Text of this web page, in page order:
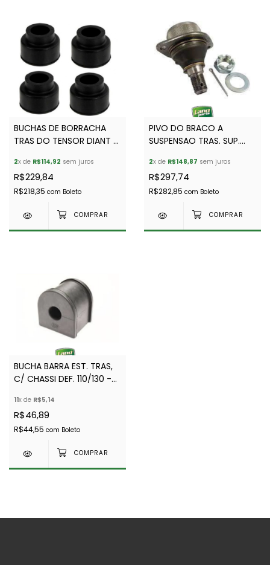
BUCHAS DE BORRACHA
TRAS DO TENSOR DIANT (
EURO- NRC4514- ANR6971
2x de R$114,92 sem juros
R$229,84
R$218,35 com Boleto
PIVO DO BRACO A
SUSPENSAO TRAS. SUP.
- ANR1799 e RHF500110
2x de R$148,87 sem juros
R$297,74
R$282,85 com Boleto
BUCHA BARRA EST. TRAS,
C/ CHASSI DEF. 110/130 -
NRC5674
11x de R$5,14
R$46,89
R$44,55 com Boleto